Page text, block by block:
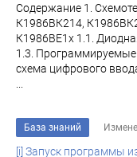
Содержание 1.
К1986ВК214,
К1986ВЕ1x 1.1.
1.3.
схема цифрового
База знаний
[i] Запуск программы